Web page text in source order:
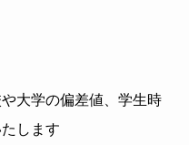
大学の偏差値、学生時
します